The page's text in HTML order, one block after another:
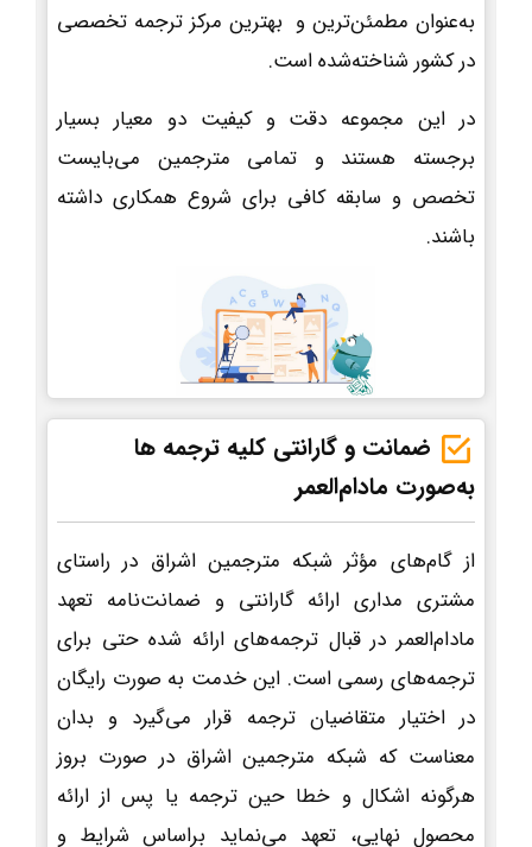
به‌عنوان مطمئن‌ترین و بهترین مرکز ترجمه تخصصی
در کشور شناخته‌شده است.
در این مجموعه دقت و کیفیت دو معیار بسیار
برجسته هستند و تمامی مترجمین می‌بایست
تخصص و سابقه کافی برای شروع همکاری داشته
باشند.
ضمانت و گارانتی کلیه ترجمه ها
به‌صورت مادام‌العمر
از گام‌های مؤثر شبکه مترجمین اشراق در راستای
مشتری مداری ارائه گارانتی و ضمانت‌نامه تعهد
مادام‌العمر در قبال ترجمه‌های ارائه شده حتی برای
ترجمه‌های رسمی است. این خدمت به صورت رایگان
در اختیار متقاضیان ترجمه قرار می‌گیرد و بدان
معناست که شبکه مترجمین اشراق در صورت بروز
هرگونه اشکال و خطا حین ترجمه یا پس از ارائه
محصول نهایی، تعهد می‌نماید براساس شرایط و